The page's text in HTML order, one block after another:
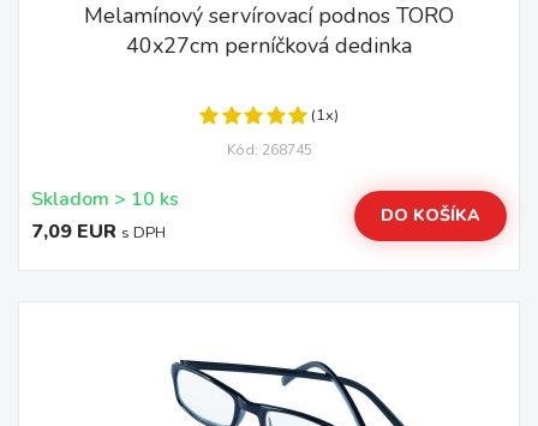
Melamínový servírovací podnos TORO
40x27cm perníčková dedinka
(1x)
Kód: 268745
Skladom > 10 ks
7,09 EUR s DPH
DO KOŠÍKA